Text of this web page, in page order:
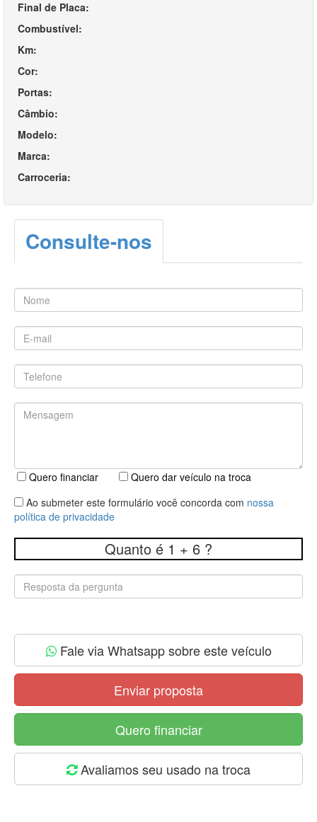
Final de Placa:
Combustível:
Km:
Cor:
Portas:
Câmbio:
Modelo:
Marca:
Carroceria:
Consulte-nos
Quero financiar
Quero dar veículo na troca
Ao submeter este formulário você concorda com nossa
política de privacidade
Quanto é 1 + 6 ?
Fale via Whatsapp sobre este veículo
Enviar proposta
Quero financiar
Avaliamos seu usado na troca